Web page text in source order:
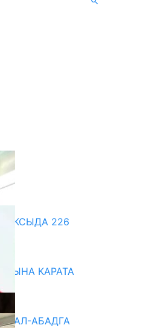
АКСЫДА 226
КАРАТА
АБАДГА